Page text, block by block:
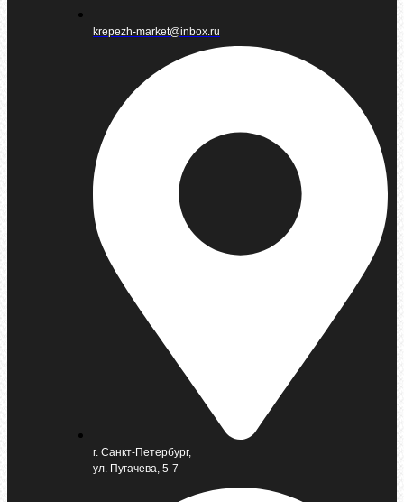
krepezh-market@inbox.ru
г. Санкт-Петербург,
ул. Пугачева, 5-7